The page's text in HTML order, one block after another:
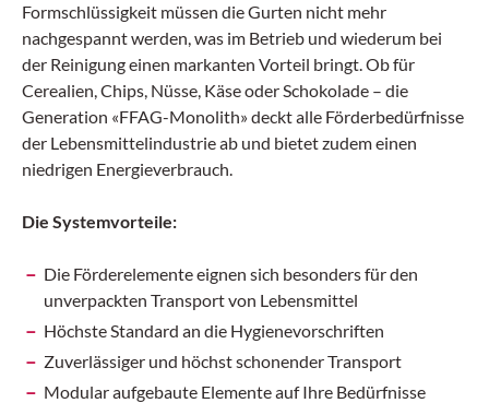
Formschlüssigkeit müssen die Gurten nicht mehr
nachgespannt werden, was im Betrieb und wiederum bei
der Reinigung einen markanten Vorteil bringt. Ob für
Cerealien, Chips, Nüsse, Käse oder Schokolade – die
Generation «FFAG-Monolith» deckt alle Förderbedürfnisse
der Lebensmittelindustrie ab und bietet zudem einen
niedrigen Energieverbrauch.
Die Systemvorteile:
Die Förderelemente eignen sich besonders für den
unverpackten Transport von Lebensmittel
Höchste Standard an die Hygienevorschriften
Zuverlässiger und höchst schonender Transport
Modular aufgebaute Elemente auf Ihre Bedürfnisse